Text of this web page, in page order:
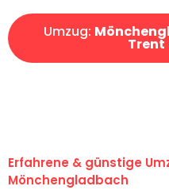
Umzug:
Trent
Erfahrene & günstige
Mönchengladbach